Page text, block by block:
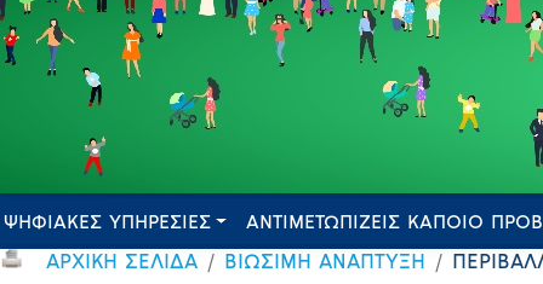
ΨΗΦΙΑΚΕΣ ΥΠΗΡΕΣΙΕΣ ΑΝΤΙΜΕΤΩΠΙΖΕΙΣ ΚΑΠΟΙΟ
ΑΡΧΙΚΗ ΣΕΛΙΔΑ ΒΙΩΣΙΜΗ ΑΝΑΠΤΥΞΗ